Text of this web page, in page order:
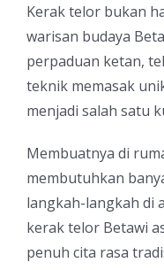
Kerak telor bukan
warisan budaya
perpaduan ketan,
teknik memasak
menjadi salah satu
Membuatnya di
membutuhkan
langkah-langkah di
kerak telor Betawi
penuh cita rasa